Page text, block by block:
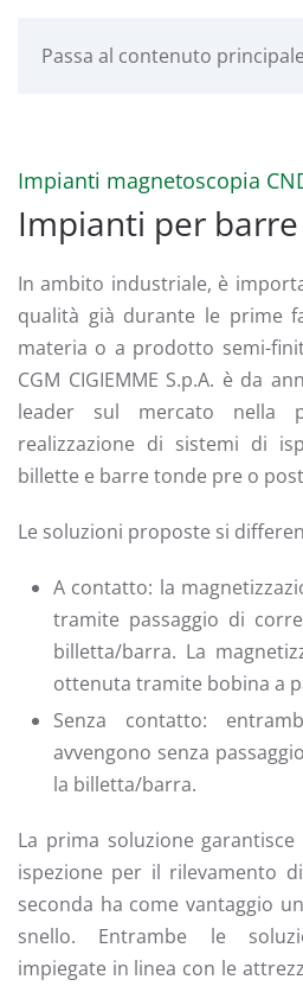
Passa al contenuto principale
Impianti magnetoscopia
Impianti per
In ambito industriale, è
qualità già durante le prime
materia o a prodotto semi-
CGM CIGIEMME S.p.A. è da
leader sul mercato nella
realizzazione di sistemi di
billette e barre tonde pre o
Le soluzioni proposte si
A contatto: la
tramite passaggio di
billetta/barra. La
ottenuta tramite bobina a
Senza contatto:
avvengono senza
la billetta/barra.
La prima soluzione
ispezione per il rilevamento
seconda ha come vantaggio
snello. Entrambe le
impiegate in linea con le